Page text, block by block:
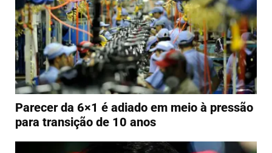
Parecer da 6×1 é adiado em meio à pressão
para transição de 10 anos